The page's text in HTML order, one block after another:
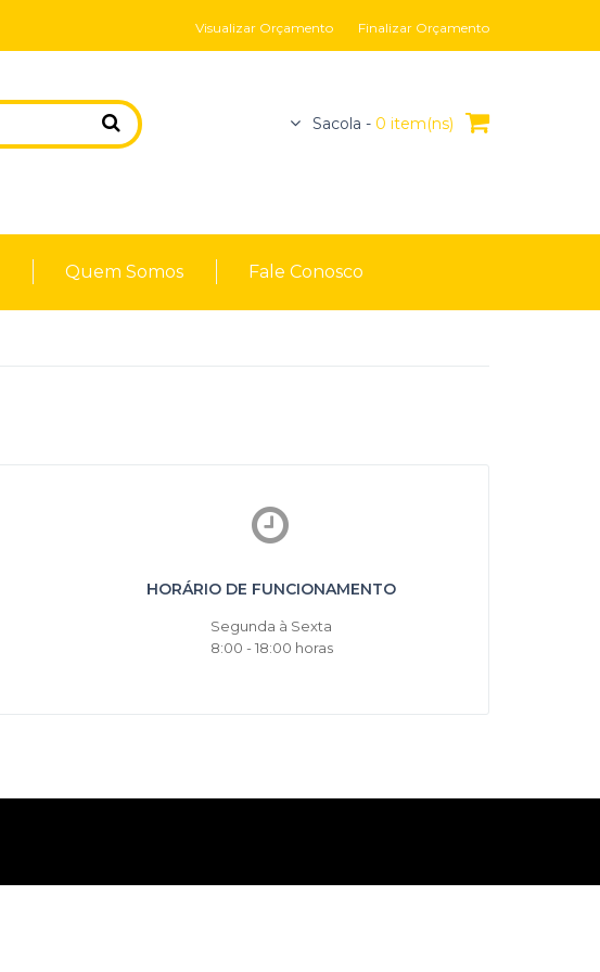
Visualizar Orçamento Finalizar Orçamento
Sacola - 0 item(ns)
Quem Somos Fale Conosco
HORÁRIO DE FUNCIONAMENTO
Segunda à Sexta
8:00 - 18:00 horas